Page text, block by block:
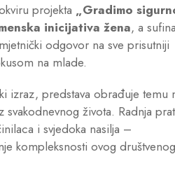
projekta „Gradimo
inicijativa žena, a
odgovor na sve prisutniji
na mlade.
izraz, predstava obrađuje temu
života. Radnja
i svjedoka nasilja –
kompleksnosti ovog društvenog